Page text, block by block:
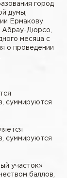
город
думы,
Ермакову
Абрау-Дюрсо,
месяца с
о проведении
суммируются
суммируются
участок»
баллов,